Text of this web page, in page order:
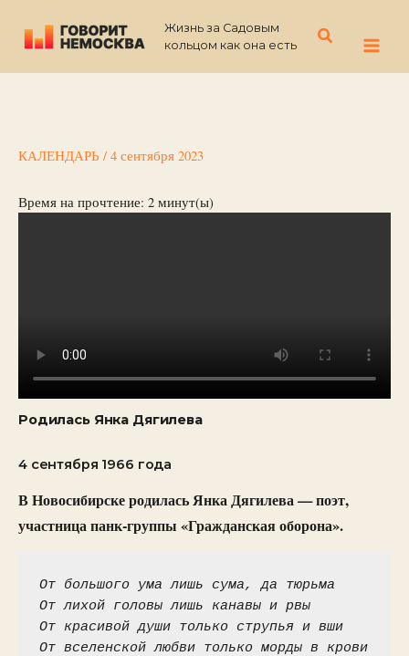
содержимому
Жизнь за Садовым
кольцом как она есть
Поиск
КАЛЕНДАРЬ / 4 сентября 2023
Время на прочтение: 2 минут(ы)
Родилась Янка Дягилева
4 сентября 1966 года
В Новосибирске родилась Янка Дягилева — поэт,
участница панк-группы «Гражданская оборона».
От большого yма лишь сyма, да тюpьма
От лихой головы лишь канавы и pвы
От кpасивой дyши только стpyпья и вши
От вселенской любви только моpды в кpови